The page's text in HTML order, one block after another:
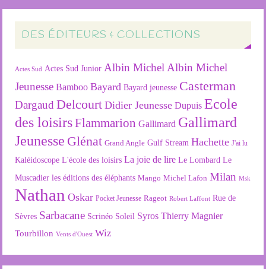
DES ÉDITEURS & COLLECTIONS
Actes Sud Actes Sud Junior Albin Michel Albin Michel
Jeunesse Bamboo Bayard Bayard jeunesse Casterman
Dargaud Delcourt Didier Jeunesse Dupuis Ecole
des loisirsFlammarion Gallimard Gallimard
Jeunesse Glénat Grand Angle Gulf Stream Hachette J'ai lu
Kaléidoscope L'école des loisirs La joie de lire Le Lombard Le
Muscadier les éditions des éléphants Mango Michel Lafon Milan Msk
Nathan Oskar Pocket Jeunesse Rageot Robert Laffont Rue de
Sèvres Sarbacane Scrinéo Soleil Syros Thierry Magnier
Tourbillon Vents d'Ouest Wiz